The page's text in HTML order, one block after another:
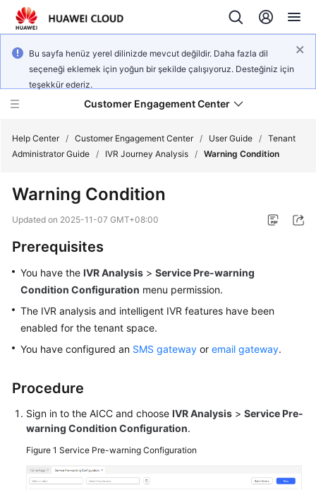
Bu sayfa henüz yerel dilinizde mevcut değildir. Daha fazla dil
seçeneği eklemek için yoğun bir şekilde çalışıyoruz. Desteğiniz için
teşekkür ederiz.
Customer Engagement Center
Overview
Started
User
Guide
Price
Details
Guide
API
FAQs
Help Center / Customer Engagement Center / User Guide / Tenant
Administrator Guide / IVR Journey Analysis / Warning Condition
Warning Condition
Updated on 2025-11-07 GMT+08:00
Prerequisites
You have the IVR Analysis > Service Pre-warning
Condition Configuration menu permission.
The IVR analysis and intelligent IVR features have been
enabled for the tenant space.
You have configured an SMS gateway or email gateway.
Procedure
Sign in to the AICC and choose IVR Analysis > Service Pre-
warning Condition Configuration.
Figure 1 Service Pre-warning Configuration